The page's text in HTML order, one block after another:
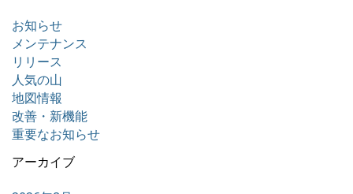
お知らせ
メンテナンス
リリース
人気の山
地図情報
改善・新機能
重要なお知らせ
アーカイブ